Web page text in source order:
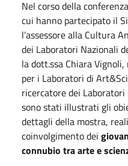
Nel corso della
cui hanno partecipato il
l’assessore alla Cultura
dei Laboratori Nazionali
la dott.ssa Chiara
per i Laboratori di
ricercatore dei
sono stati illustrati gli
dettagli della mostra,
coinvolgimento dei
connubio tra arte e